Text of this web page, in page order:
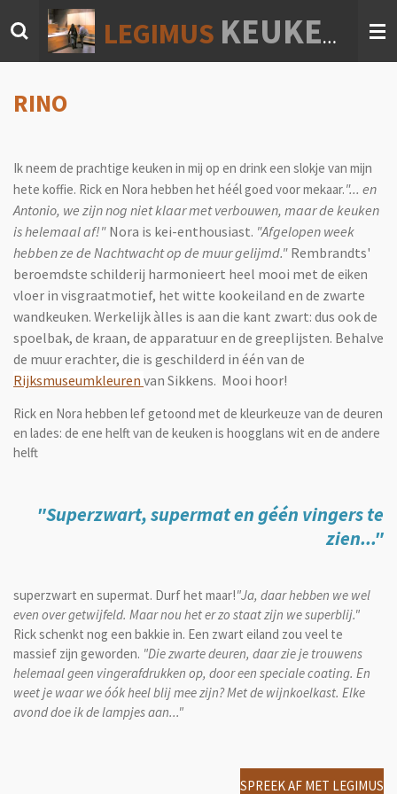
direct
hoofdinhoud
LEGIMUS KEUKEN & INTERIEUR
RINO
Ik neem de prachtige keuken in mij op en drink een slokje van mijn
hete koffie. Rick en Nora hebben het héél goed voor mekaar."... en
Antonio, we zijn nog niet klaar met verbouwen, maar de keuken
is helemaal af!" Nora is kei-enthousiast. "Afgelopen week
hebben ze de Nachtwacht op de muur gelijmd." Rembrandts'
beroemdste schilderij harmonieert heel mooi met de eiken
vloer in visgraatmotief, het witte kookeiland en de zwarte
wandkeuken. Werkelijk àlles is aan die kant zwart: dus ook de
spoelbak, de kraan, de apparatuur en de greeplijsten. Behalve
de muur erachter, die is geschilderd in één van de
Rijksmuseumkleuren van Sikkens. Mooi hoor!
Rick en Nora hebben lef getoond met de kleurkeuze van de deuren
en lades: de ene helft van de keuken is hoogglans wit en de andere
helft
"Superzwart, supermat en géén vingers te
zien..."
superzwart en supermat. Durf het maar!"Ja, daar hebben we wel
even over getwijfeld. Maar nou het er zo staat zijn we superblij."
Rick schenkt nog een bakkie in. Een zwart eiland zou veel te
massief zijn geworden. "Die zwarte deuren, daar zie je trouwens
helemaal geen vingerafdrukken op, door een speciale coating. En
weet je waar we óók heel blij mee zijn? Met de wijnkoelkast. Elke
avond doe ik de lampjes aan..."
SPREEK AF MET LEGIMUS